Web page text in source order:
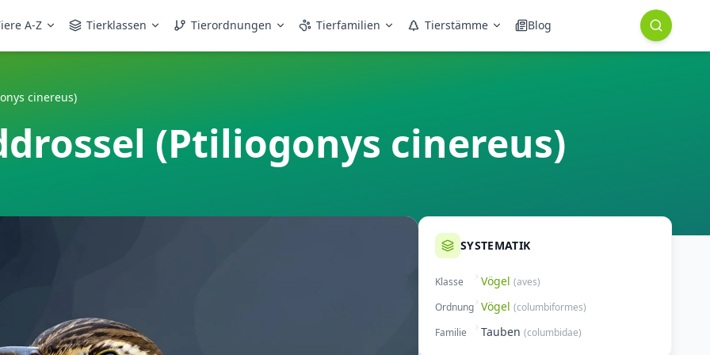
A-Z Tierklassen Tierordnungen Tierfamilien Tierstämme Blog
cinereus)
(Ptiliogonys cinereus)
SYSTEMATIK
Klasse Vögel (aves)
Ordnung Vögel (columbiformes)
Familie
Tauben (columbidae)